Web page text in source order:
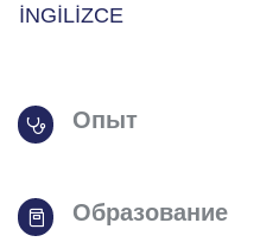
İNGİLİZCE
Опыт
Образование